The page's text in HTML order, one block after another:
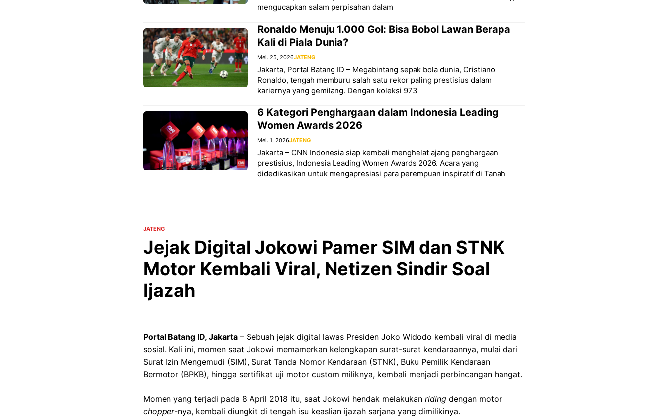
mengucapkan salam perpisahan dalam
Ronaldo Menuju 1.000 Gol: Bisa Bobol Lawan Berapa
Kali di Piala Dunia?
Mei. 25, 2026JATENG
Jakarta, Portal Batang ID – Megabintang sepak bola dunia, Cristiano
Ronaldo, tengah memburu salah satu rekor paling prestisius dalam
kariernya yang gemilang. Dengan koleksi 973
6 Kategori Penghargaan dalam Indonesia Leading
Women Awards 2026
Mei. 1, 2026JATENG
Jakarta – CNN Indonesia siap kembali menghelat ajang penghargaan
prestisius, Indonesia Leading Women Awards 2026. Acara yang
didedikasikan untuk mengapresiasi para perempuan inspiratif di Tanah
JATENG
Jejak Digital Jokowi Pamer SIM dan STNK
Motor Kembali Viral, Netizen Sindir Soal
Ijazah
Portal Batang ID, Jakarta – Sebuah jejak digital lawas Presiden Joko Widodo kembali viral di media
sosial. Kali ini, momen saat Jokowi memamerkan kelengkapan surat-surat kendaraannya, mulai dari
Surat Izin Mengemudi (SIM), Surat Tanda Nomor Kendaraan (STNK), Buku Pemilik Kendaraan
Bermotor (BPKB), hingga sertifikat uji motor custom miliknya, kembali menjadi perbincangan hangat.
Momen yang terjadi pada 8 April 2018 itu, saat Jokowi hendak melakukan riding dengan motor
chopper-nya, kembali diungkit di tengah isu keaslian ijazah sarjana yang dimilikinya.